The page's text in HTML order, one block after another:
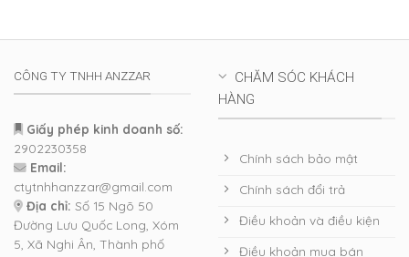
CÔNG TY TNHH ANZZAR
Giấy phép kinh doanh số:
2902230358
Email:
ctytnhhanzzar@gmail.com
Địa chỉ: Số 15 Ngõ 50
Đường Lưu Quốc Long, Xóm
5, Xã Nghi Ân, Thành phố
CHĂM SÓC KHÁCH
HÀNG
Chính sách bảo mật
Chính sách đổi trả
Điều khoản và điều kiện
Điều khoản mua bán